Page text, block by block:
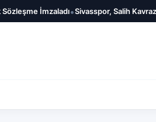
İmzaladı•Sivasspor, Salih